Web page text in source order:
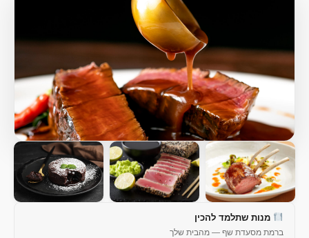
מנות שתלמד להכין
ברמת מסעדת שף — מהבית שלך